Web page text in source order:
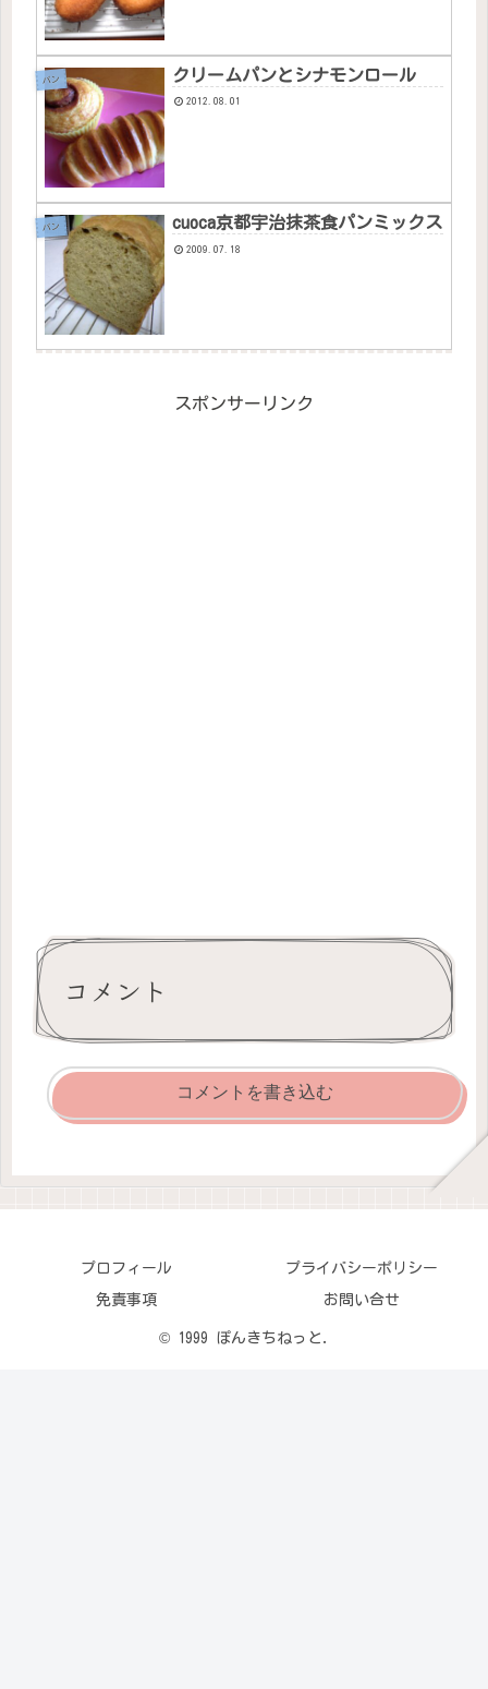
パン クリームパンとシナモンロール
2012.08.01
パン cuoca京都宇治抹茶食パンミックス
2009.07.18
スポンサーリンク
コメント
コメントを書き込む
プロフィール プライバシーポリシー
免責事項 お問い合せ
© 1999 ぽんきちねっと.